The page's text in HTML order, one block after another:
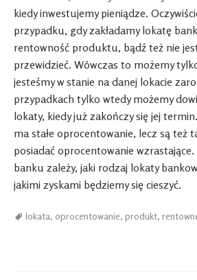
kiedy inwestujemy pieniądze.
przypadku, gdy zakładamy lokatę
rentowność produktu, bądź też nie
przewidzieć. Wówczas to możemy
jesteśmy w stanie na danej lokacie
przypadkach tylko wtedy możemy
lokaty, kiedy już zakończy się jej
ma stałe oprocentowanie, lecz są też
posiadać oprocentowanie
banku zależy, jaki rodzaj lokaty
jakimi zyskami będziemy się cieszyć.
lokata, oprocentowanie, produkt,